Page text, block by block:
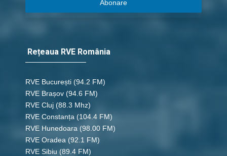
Abonare
Rețeaua RVE România
RVE București (94.2 FM)
RVE Brașov (94.6 FM)
RVE Cluj (88.3 Mhz)
RVE Constanța (104.4 FM)
RVE Hunedoara (98.00 FM)
RVE Oradea (92.1 FM)
RVE Sibiu (89.4 FM)